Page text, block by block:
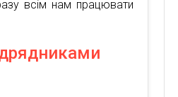
всім нам працювати